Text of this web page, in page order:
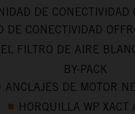
DE CONECTIVIDAD
DE CONECTIVIDAD
FILTRO DE AIRE
BY-PACK
ANCLAJES DE MOTOR
HORQUILLA WP XACT